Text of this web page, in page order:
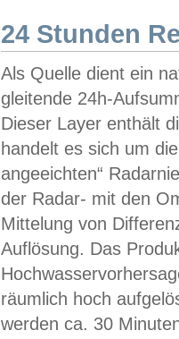
24 Stunden
Als Quelle dient ein
gleitende 24h-
Dieser Layer enthält
handelt es sich um
angeeichten“
der Radar- mit den
Mittelung von
Auflösung. Das
räumlich hoch
werden ca. 30